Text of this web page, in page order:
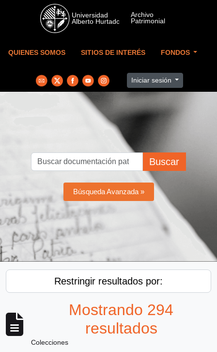
Skip to main content
QUIENES SOMOS SITIOS DE INTERÉS FONDOS
Iniciar sesión
Buscar
Búsqueda Avanzada »
Restringir resultados por:
Mostrando 294
resultados
Colecciones